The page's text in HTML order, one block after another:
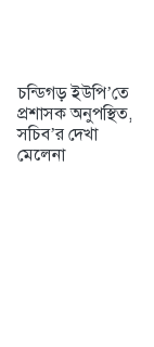
চন্ডিগড় ইউপি’তে
প্রশাসক অনুপস্থিত,
সচিব’র দেখা
মেলেনা